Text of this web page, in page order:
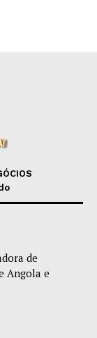
de
Angola e